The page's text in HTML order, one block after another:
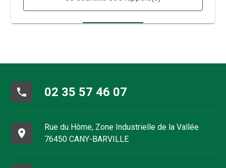
phone 02 35 57 46 07
place
Rue du Hôme, Zone Industrielle de la Vallée
76450 CANY-BARVILLE